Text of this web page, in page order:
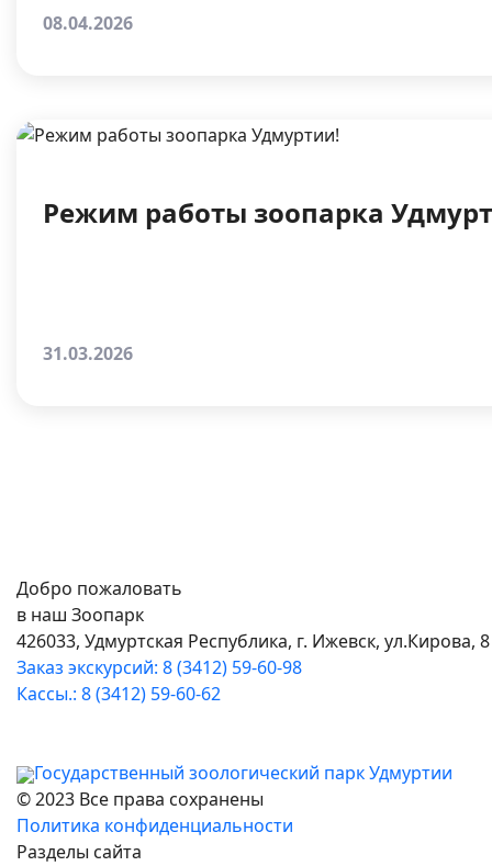
08.04.2026
Режим работы зоопарка
31.03.2026
Добро пожаловать
в наш Зоопарк
426033, Удмуртская Республика, г. Ижевск, ул.Кирова, 8
Заказ экскурсий: 8 (3412) 59-60-98
Кассы.: 8 (3412) 59-60-62
Государственный зоологический парк Удмуртии
© 2023 Все права сохранены
Политика конфиденциальности
Разделы сайта